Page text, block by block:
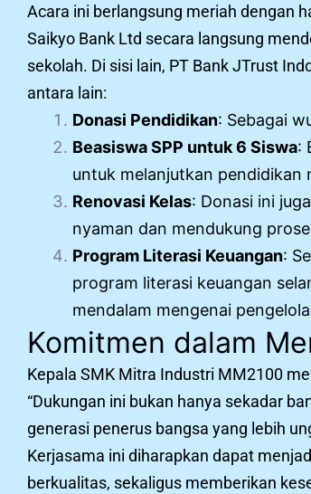
Acara ini berlangsung meriah dengan
Saikyo Bank Ltd secara langsung
sekolah. Di sisi lain, PT Bank JTrust
antara lain:
Donasi Pendidikan: Sebagai
Beasiswa SPP untuk 6 Siswa:
untuk melanjutkan pendidikan
Renovasi Kelas: Donasi ini
nyaman dan mendukung
Program Literasi Keuangan:
program literasi keuangan
mendalam mengenai
Komitmen dalam
Kepala SMK Mitra Industri MM2100
“Dukungan ini bukan hanya sekadar
generasi penerus bangsa yang lebih
Kerjasama ini diharapkan dapat
berkualitas, sekaligus memberikan